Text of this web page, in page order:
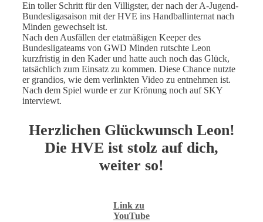
Ein toller Schritt für den Villigster, der nach der A-Jugend-
Bundesligasaison mit der HVE ins Handballinternat nach
Minden gewechselt ist.
Nach den Ausfällen der etatmäßigen Keeper des
Bundesligateams von GWD Minden rutschte Leon
kurzfristig in den Kader und hatte auch noch das Glück,
tatsächlich zum Einsatz zu kommen. Diese Chance nutzte
er grandios, wie dem verlinkten Video zu entnehmen ist.
Nach dem Spiel wurde er zur Krönung noch auf SKY
interviewt.
Herzlichen Glückwunsch Leon!
Die HVE ist stolz auf dich,
weiter so!
Link zu
YouTube